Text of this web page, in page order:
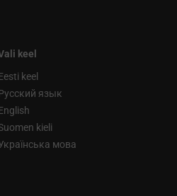
keel
keel
язык
kieli
мова